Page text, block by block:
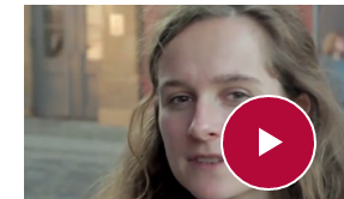
Netzdebatte
Interview:
Julia
Krüger